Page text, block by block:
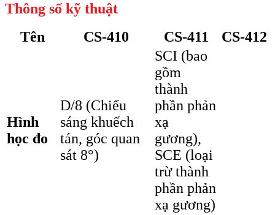
Thông số kỹ thuật
Tên
CS-410 CS-411 CS-412
Hình
học đo
D/8 (Chiếu
sáng khuếch
tán, góc quan
sát 8°)
SCI (bao
gồm
thành
phần phản
xạ
gương),
SCE (loại
trừ thành
phần phản
xạ gương)